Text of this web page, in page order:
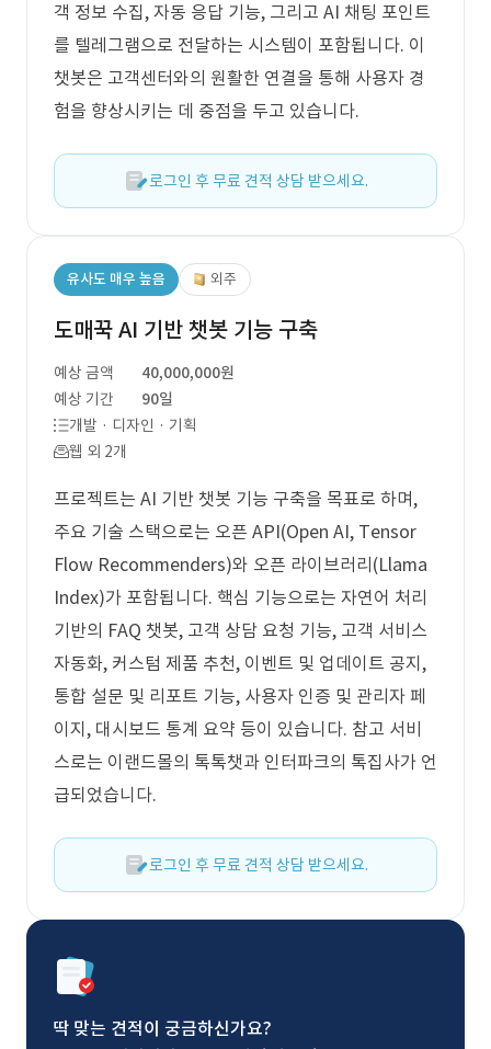
객 정보 수집, 자동 응답 기능, 그리고 AI 채팅 포인트
를 텔레그램으로 전달하는 시스템이 포함됩니다. 이
챗봇은 고객센터와의 원활한 연결을 통해 사용자 경
험을 향상시키는 데 중점을 두고 있습니다.
로그인 후 무료 견적 상담 받으세요.
유사도 매우 높음 외주
도매꾹 AI 기반 챗봇 기능 구축
예상 금액
40,000,000원
예상 기간
90일
개발 · 디자인 · 기획
웹 외 2개
프로젝트는 AI 기반 챗봇 기능 구축을 목표로 하며,
주요 기술 스택으로는 오픈 API(Open AI, Tensor
Flow Recommenders)와 오픈 라이브러리(Llama
Index)가 포함됩니다. 핵심 기능으로는 자연어 처리
기반의 FAQ 챗봇, 고객 상담 요청 기능, 고객 서비스
자동화, 커스텀 제품 추천, 이벤트 및 업데이트 공지,
통합 설문 및 리포트 기능, 사용자 인증 및 관리자 페
이지, 대시보드 통계 요약 등이 있습니다. 참고 서비
스로는 이랜드몰의 톡톡챗과 인터파크의 톡집사가 언
급되었습니다.
로그인 후 무료 견적 상담 받으세요.
딱 맞는 견적이 궁금하신가요?